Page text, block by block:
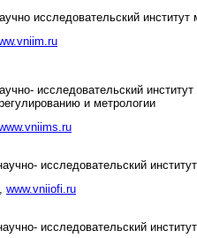
исследовательский
исследовательский
и метрологии
исследовательский
www.vniiofi.ru
исследовательский